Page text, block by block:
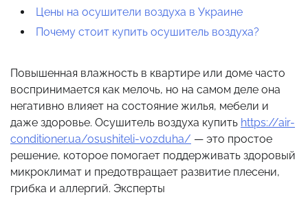
Цены на осушители воздуха в Украине
Почему стоит купить осушитель воздуха?
Повышенная влажность в квартире или доме часто
воспринимается как мелочь, но на самом деле она
негативно влияет на состояние жилья, мебели и
даже здоровье. Осушитель воздуха купить https://air-
conditioner.ua/osushiteli-vozduha/ — это простое
решение, которое помогает поддерживать здоровый
микроклимат и предотвращает развитие плесени,
грибка и аллергий. Эксперты